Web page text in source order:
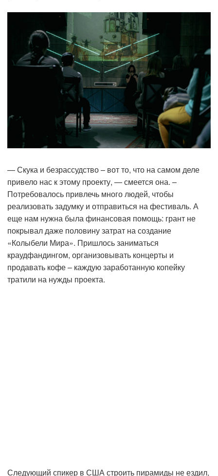
— Скука и безрассудство – вот то, что на самом деле
привело нас к этому проекту, — смеется она. –
Потребовалось привлечь много людей, чтобы
реализовать задумку и отправиться на фестиваль. А
еще нам нужна была финансовая помощь: грант не
покрывал даже половину затрат на создание
«Колыбели Мира». Пришлось заниматься
краудфандингом, организовывать концерты и
продавать кофе – каждую заработанную копейку
тратили на нужды проекта.
Следующий спикер в США строить пирамиды не ездил,